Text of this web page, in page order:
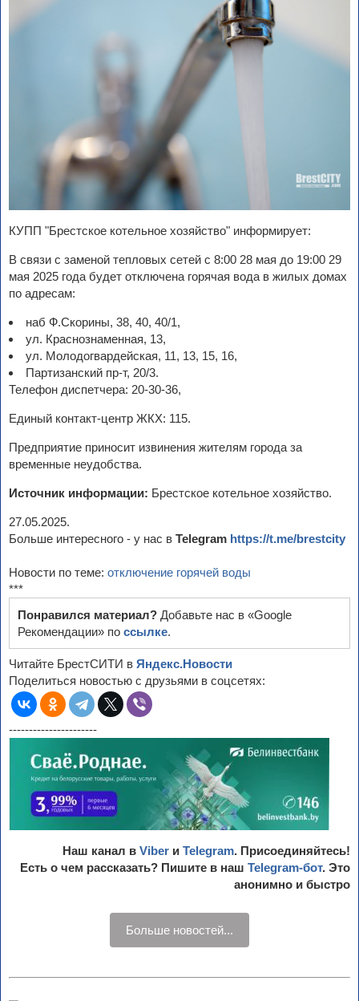
КУПП "Брестское котельное хозяйство" информирует:
В связи с заменой тепловых сетей с 8:00 28 мая до 19:00 29
мая 2025 года будет отключена горячая вода в жилых домах
по адресам:
наб Ф.Скорины, 38, 40, 40/1,
ул. Краснознаменная, 13,
ул. Молодогвардейская, 11, 13, 15, 16,
Партизанский пр-т, 20/3.
Телефон диспетчера: 20-30-36,
Единый контакт-центр ЖКХ: 115.
Предприятие приносит извинения жителям города за
временные неудобства.
Источник информации: Брестское котельное хозяйство.
27.05.2025.
Больше интересного - у нас в Telegram https://t.me/brestcity
Новости по теме: отключение горячей воды
***
Понравился материал? Добавьте нас в «Google
Рекомендации» по ссылке.
Читайте БрестСИТИ в Яндекс.Новости
Поделиться новостью с друзьями в соцсетях:
----------------------
Наш канал в Viber и Telegram. Присоединяйтесь!
Есть о чем рассказать? Пишите в наш Telegram-бот. Это
анонимно и быстро
Больше новостей...